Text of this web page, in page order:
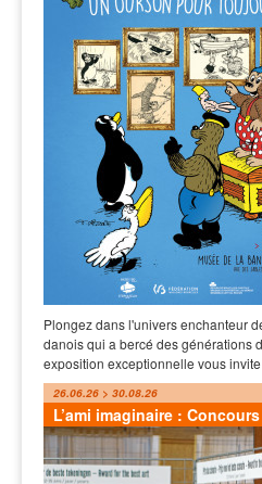
Plongez dans l'univers enchanteur
danois qui a bercé des générations
exposition exceptionnelle vous
26.06.26 > 30.08.26
L’ami imaginaire :